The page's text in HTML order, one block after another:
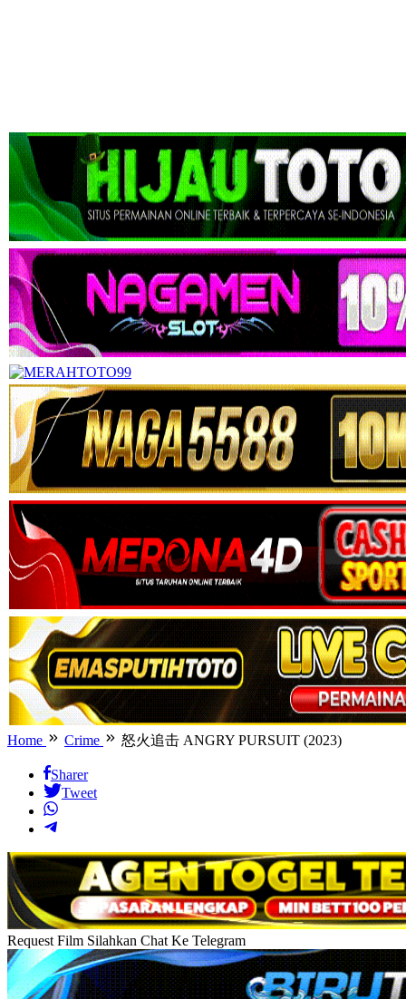
Home Crime 怒火追击 ANGRY PURSUIT (2023)
Sharer
Tweet
Request Film Silahkan Chat Ke Telegram